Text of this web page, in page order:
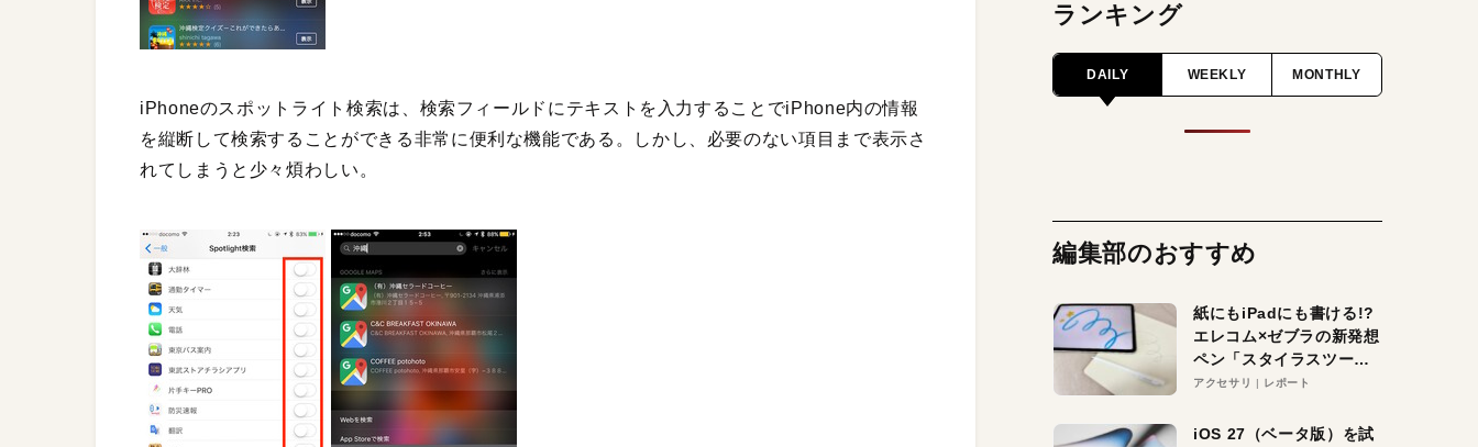
iPhoneのスポットライト検索は、検索フィールドにテキストを入力することでiPhone内の情報
を縦断して検索することができる非常に便利な機能である。しかし、必要のない項目まで表示さ
れてしまうと少々煩わしい。
ランキング
DAILY WEEKLY MONTHLY
編集部のおすすめ
紙にもiPadにも書ける!?
エレコム×ゼブラの新発想
ペン「スタイラスツーウ
ェイ」レビュー。持ち替
アクセサリ レポート
iOS 27（ベータ版）を試